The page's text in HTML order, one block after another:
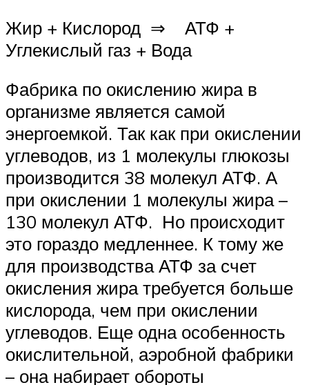
Жир + Кислород ⇒ АТФ +
Углекислый газ + Вода
Фабрика по окислению жира в
организме является самой
энергоемкой. Так как при окислении
углеводов, из 1 молекулы глюкозы
производится 38 молекул АТФ. А
при окислении 1 молекулы жира –
130 молекул АТФ. Но происходит
это гораздо медленнее. К тому же
для производства АТФ за счет
окисления жира требуется больше
кислорода, чем при окислении
углеводов. Еще одна особенность
окислительной, аэробной фабрики
– она набирает обороты